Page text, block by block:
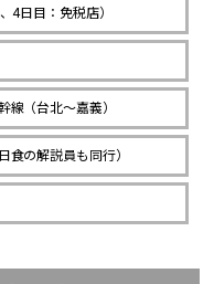
4日目：免税店）
線（台北～嘉義）
食の解説員も同行）